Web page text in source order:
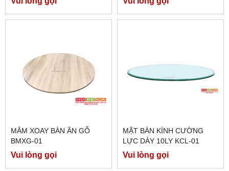
MÂM XOAY BÀN ĂN GỖ
BMXG-01
Vui lòng gọi
MẶT BÀN KÍNH CƯỜNG
LỰC DÀY 10LY KCL-01
Vui lòng gọi